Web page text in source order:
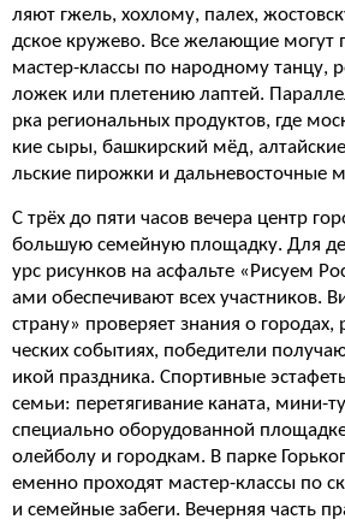
ляют гжель, хохлому, палех,
дское кружево. Все желающие могут
мастер-классы по народному танцу,
ложек или плетению лаптей.
рка региональных продуктов, где
кие сыры, башкирский мёд,
льские пирожки и дальневосточные
С трёх до пяти часов вечера центр
большую семейную площадку. Для
урс рисунков на асфальте «Рисуем
ами обеспечивают всех участников.
страну» проверяет знания о городах,
ческих событиях, победители
икой праздника. Спортивные
семьи: перетягивание каната, мини-
специально оборудованной
олейболу и городкам. В парке
еменно проходят мастер-классы по
и семейные забеги. Вечерняя часть